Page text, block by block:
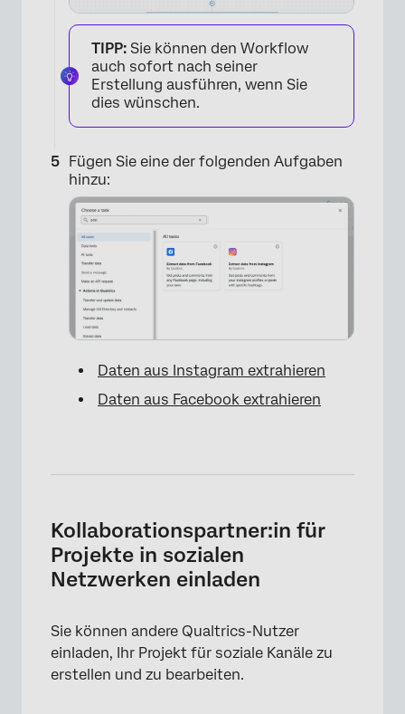
×
×
TIPP: Sie können den Workflow
auch sofort nach seiner
Erstellung ausführen, wenn Sie
dies wünschen.
Fügen Sie eine der folgenden Aufgaben
hinzu:
Daten aus Instagram extrahieren
Daten aus Facebook extrahieren
Kollaborationspartner:in für
Projekte in sozialen
Netzwerken einladen
Sie können andere Qualtrics-Nutzer
einladen, Ihr Projekt für soziale Kanäle zu
erstellen und zu bearbeiten.